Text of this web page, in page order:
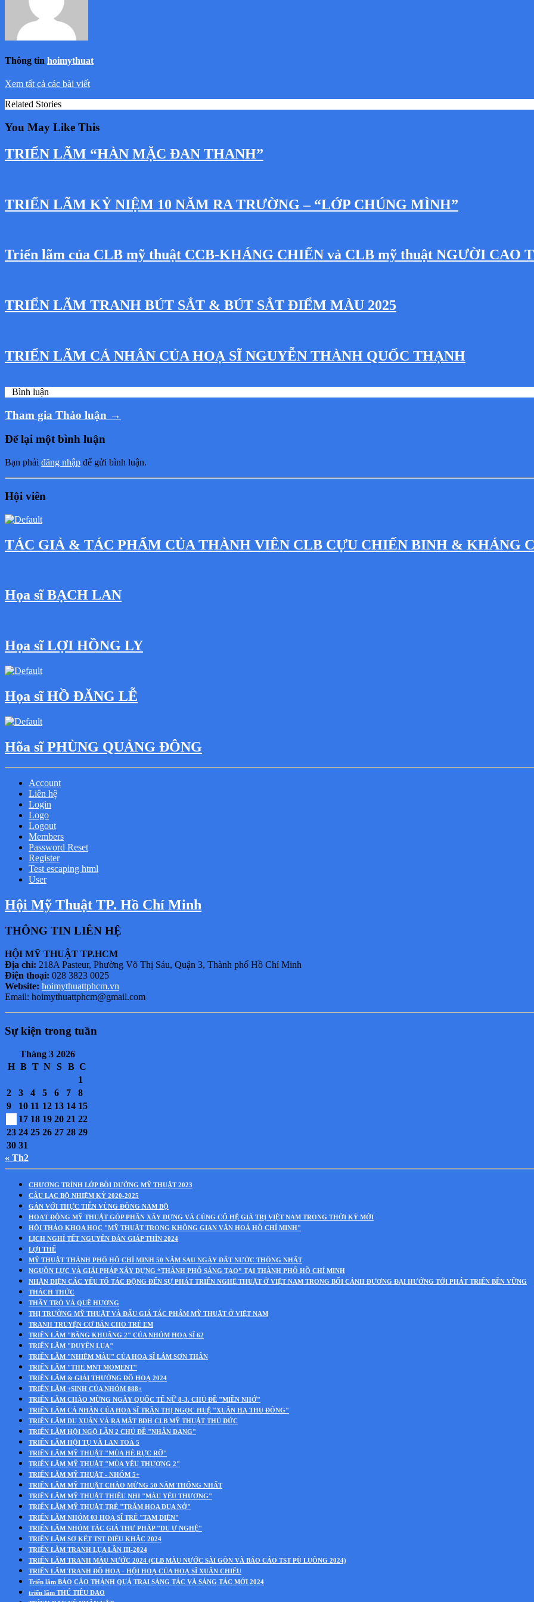
Thông tin hoimythuat
Xem tất cả các bài viết
Related Stories
You May Like This
TRIỂN LÃM “HÀN MẶC ĐAN THANH”
TRIỂN LÃM KỶ NIỆM 10 NĂM RA TRƯỜNG – “LỚP CHÚNG MÌNH”
Triển lãm của CLB mỹ thuật CCB-KHÁNG CHIẾN và CLB mỹ thuật NGƯỜI CAO
TRIỂN LÃM TRANH BÚT SẮT & BÚT SẮT ĐIỂM MÀU 2025
TRIỂN LÃM CÁ NHÂN CỦA HOẠ SĨ NGUYỄN THÀNH QUỐC THẠNH
Bình luận
Tham gia Thảo luận →
Để lại một bình luận
Bạn phải đăng nhập để gửi bình luận.
Hội viên
TÁC GIẢ & TÁC PHẨM CỦA THÀNH VIÊN CLB CỰU CHIẾN BINH & KHÁNG
Họa sĩ BẠCH LAN
Họa sĩ LỢI HỒNG LY
Họa sĩ HỒ ĐĂNG LỄ
Hõa sĩ PHÙNG QUẢNG ĐÔNG
Account
Liên hệ
Login
Logo
Logout
Members
Password Reset
Register
Test escaping html
User
Hội Mỹ Thuật TP. Hồ Chí Minh
THÔNG TIN LIÊN HỆ
HỘI MỸ THUẬT TP.HCM
Địa chỉ: 218A Pasteur, Phường Võ Thị Sáu, Quận 3, Thành phố Hồ Chí Minh
Điện thoại: 028 3823 0025
Website: hoimythuattphcm.vn
Email: hoimythuattphcm@gmail.com
Sự kiện trong tuần
Tháng 3 2026
H B T N S B C
1
2
3 4 5 6 7
8
9
10 11 12 13 14 15
17 18 19 20 21 22
23 24 25 26 27 28 29
30 31
« Th2
CHƯƠNG TRÌNH LỚP BỒI DƯỠNG MỸ THUẬT 2023
CÂU LẠC BỘ NHIỆM KỲ 2020-2025
GẮN VỚI THỰC TIỄN VÙNG ĐÔNG NAM BỘ
HOẠT ĐỘNG MỸ THUẬT GÓP PHẦN XÂY DỰNG VÀ CỦNG CỐ HỆ GIÁ TRỊ VIỆT NAM TRONG THỜI KỲ MỚI
HỘI THẢO KHOA HỌC "MỸ THUẬT TRONG KHÔNG GIAN VĂN HOÁ HỒ CHÍ MINH"
LỊCH NGHỈ TẾT NGUYÊN ĐÁN GIÁP THÌN 2024
LỢI THẾ
MỸ THUẬT THÀNH PHỐ HỒ CHÍ MINH 50 NĂM SAU NGÀY ĐẤT NƯỚC THỐNG NHẤT
NGUỒN LỰC VÀ GIẢI PHÁP XÂY DỰNG “THÀNH PHỐ SÁNG TẠO” TẠI THÀNH PHỐ HỒ CHÍ MINH
NHẬN DIỆN CÁC YẾU TỐ TÁC ĐỘNG ĐẾN SỰ PHÁT TRIỂN NGHỆ THUẬT Ở VIỆT NAM TRONG BỐI CẢNH ĐƯƠNG ĐẠI HƯỚNG TỚI PHÁT TRIỂN BỀN VỮNG
THÁCH THỨC
THẦY TRÒ VÀ QUÊ HƯƠNG
THỊ TRƯỜNG MỸ THUẬT VÀ ĐẤU GIÁ TÁC PHẨM MỸ THUẬT Ở VIỆT NAM
TRANH TRUYỆN CƠ BẢN CHO TRẺ EM
TRIỂN LÃM "BÂNG KHUÂNG 2" CỦA NHÓM HOẠ SĨ 62
TRIỂN LÃM "DUYÊN LỤA"
TRIỂN LÃM "NHIỆM MÀU" CỦA HOẠ SĨ LÂM SƠN THÂN
TRIỂN LÃM "THE MNT MOMENT"
TRIỂN LÃM & GIẢI THƯỞNG ĐỒ HOẠ 2024
TRIỂN LÃM +SINH CỦA NHÓM 888+
TRIỂN LÃM CHÀO MỪNG NGÀY QUỐC TẾ NỮ 8-3. CHỦ ĐỀ "MIỀN NHỚ"
TRIỂN LÃM CÁ NHÂN CỦA HOẠ SĨ TRẦN THỊ NGỌC HUỆ "XUÂN HẠ THU ĐÔNG"
TRIỂN LÃM DU XUÂN VÀ RA MẮT BĐH CLB MỸ THUẬT THỦ ĐỨC
TRIỂN LÃM HỘI NGỘ LẦN 2 CHỦ ĐỀ "NHÂN DẠNG"
TRIỂN LÃM HỘI TỤ VÀ LAN TOẢ 5
TRIỂN LÃM MỸ THUẬT "MÙA HÈ RỰC RỠ"
TRIỂN LÃM MỸ THUẬT "MÙA YÊU THƯƠNG 2"
TRIỂN LÃM MỸ THUẬT - NHÓM 5+
TRIỂN LÃM MỸ THUẬT CHÀO MỪNG 50 NĂM THỐNG NHẤT
TRIỂN LÃM MỸ THUẬT THIẾU NHI "MÀU YÊU THƯƠNG"
TRIỂN LÃM MỸ THUẬT TRẺ "TRĂM HOA ĐUA NỞ"
TRIỂN LÃM NHÓM 03 HOẠ SĨ TRẺ "TAM DIỆN"
TRIỂN LÃM NHÓM TÁC GIẢ THƯ PHÁP "DU Ư NGHỆ"
TRIỂN LÃM SƠ KẾT TST ĐIÊU KHẮC 2024
TRIỂN LÃM TRANH LỤA LẦN III-2024
TRIỂN LÃM TRANH MÀU NƯỚC 2024 (CLB MÀU NƯỚC SÀI GÒN VÀ BÁO CÁO TST PÙ LUÔNG 2024)
TRIỂN LÃM TRANH ĐỒ HOẠ - HỘI HOẠ CỦA HOẠ SĨ XUÂN CHIỂU
Triển lãm BÁO CÁO THÀNH QUẢ TRẠI SÁNG TÁC VÀ SÁNG TÁC MỚI 2024
triển lãm THÚ TIÊU DAO